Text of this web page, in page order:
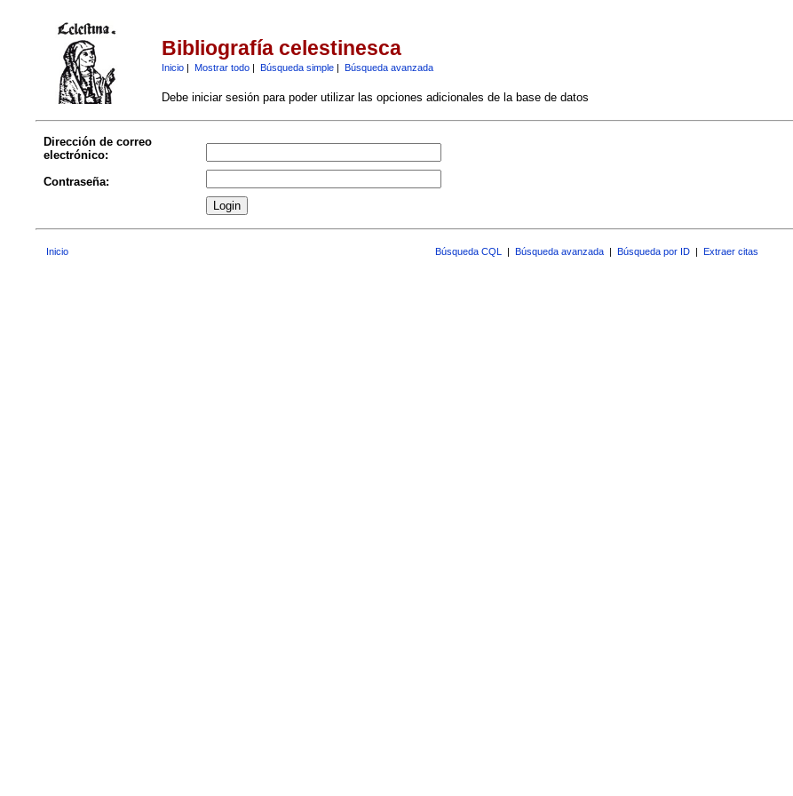
Bibliografía celestinesca
Inicio| Mostrar todo| Búsqueda simple| Búsqueda avanzada
Debe iniciar sesión para poder utilizar las opciones adicionales de la base de datos
Dirección de correo
electrónico:
Contraseña:
Inicio Búsqueda CQL | Búsqueda avanzada | Búsqueda por ID | Extraer citas